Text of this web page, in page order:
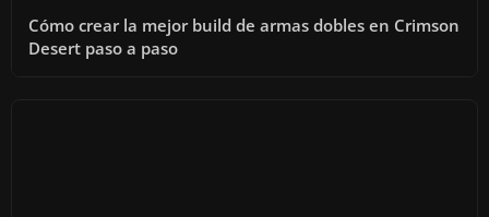
Cómo crear la mejor build de armas dobles en Crimson
Desert paso a paso